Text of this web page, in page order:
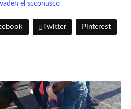
el soconusco
Twitter Pinterest